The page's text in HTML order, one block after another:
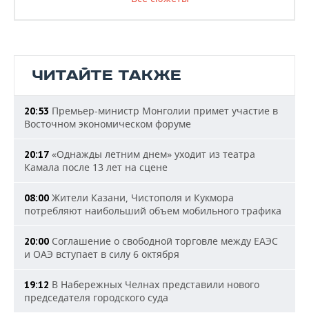
ЧИТАЙТЕ ТАКЖЕ
20:53 Премьер-министр Монголии примет участие в
Восточном экономическом форуме
20:17 «Однажды летним днем» уходит из театра
Камала после 13 лет на сцене
08:00 Жители Казани, Чистополя и Кукмора
потребляют наибольший объем мобильного трафика
20:00 Соглашение о свободной торговле между ЕАЭС
и ОАЭ вступает в силу 6 октября
19:12 В Набережных Челнах представили нового
председателя городского суда